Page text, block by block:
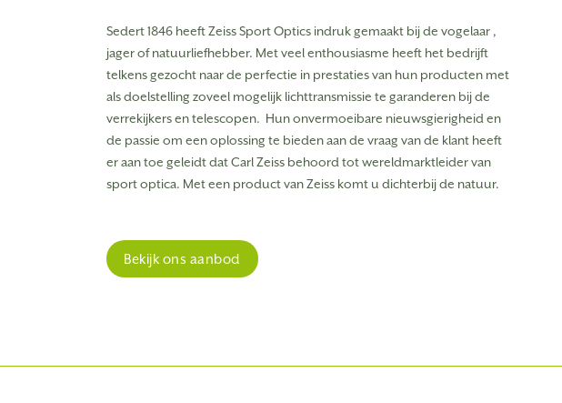
Sedert 1846 heeft Zeiss Sport Optics indruk gemaakt bij de vogelaar ,
jager of natuurliefhebber. Met veel enthousiasme heeft het bedrijft
telkens gezocht naar de perfectie in prestaties van hun producten met
als doelstelling zoveel mogelijk lichttransmissie te garanderen bij de
verrekijkers en telescopen. Hun onvermoeibare nieuwsgierigheid en
de passie om een oplossing te bieden aan de vraag van de klant heeft
er aan toe geleidt dat Carl Zeiss behoord tot wereldmarktleider van
sport optica. Met een product van Zeiss komt u dichterbij de natuur.
Bekijk ons aanbod
ZEISS Secacam Solar Panel
Mini
€ 89,99
ZEISS Secacam metalen
behuizing Secacam 5
€ 49,99